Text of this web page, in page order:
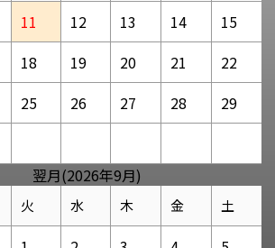
11 12 13 14
15
18 19 20 21
22
25 26 27 28
29
翌月(2026年9月)
火 水 木 金 土